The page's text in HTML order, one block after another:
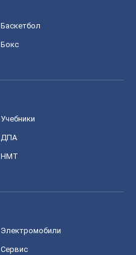
Баскетбол
Бокс
Учебники
ДПА
НМТ
Электромобили
Сервис